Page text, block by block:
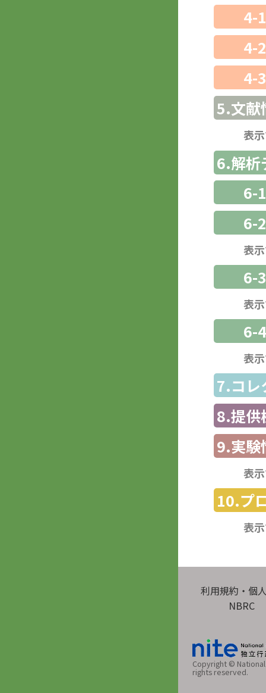
4-
4-
4-
5.文献
表
6.解析
6-
6-
表
6-
表
6-
表
7.コレ
8.提供
9.実験
表
10.プ
表
利用規約・個
NBRC
Copyright ©
rights reserved.